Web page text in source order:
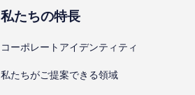
私たちの特⻑
コーポレートアイデンティティ
私たちがご提案できる領域